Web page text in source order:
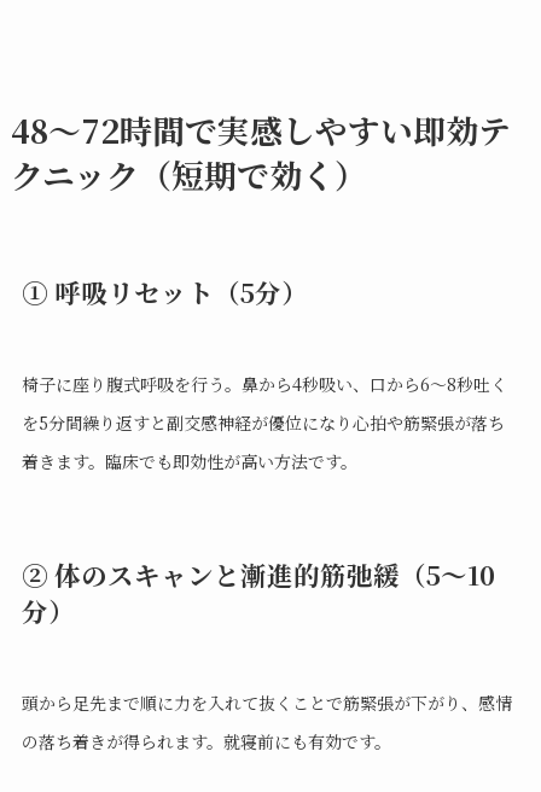
48〜72時間で実感しやすい即効テ
クニック（短期で効く）
① 呼吸リセット（5分）
椅子に座り腹式呼吸を行う。鼻から4秒吸い、口から6〜8秒吐く
を5分間繰り返すと副交感神経が優位になり心拍や筋緊張が落ち
着きます。臨床でも即効性が高い方法です。
② 体のスキャンと漸進的筋弛緩（5〜10
分）
頭から足先まで順に力を入れて抜くことで筋緊張が下がり、感情
の落ち着きが得られます。就寝前にも有効です。